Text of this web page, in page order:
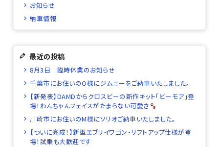
お知らせ
納車情報
最近の投稿
8月3日 臨時休業のお知らせ
千葉市にお住いのO様にジムニーをご納車いたしました。
【新発表】DAMDからクロスビーの新作キット「ビーモア」登
場！わんちゃんフェイスがたまらない可愛さ
川崎市にお住いのM様にソリオご納車いたしました。
【ついに完成！】新型エブリイワゴン・リフトアップ仕様が登
場！試乗も大歓迎です